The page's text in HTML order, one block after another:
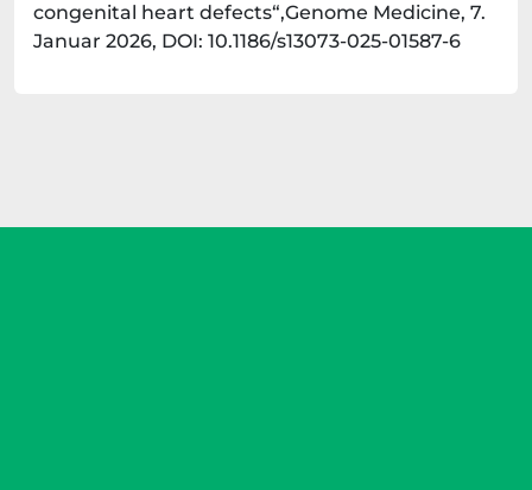
congenital heart defects“,Genome Medicine, 7.
Januar 2026, DOI: 10.1186/s13073-025-01587-6